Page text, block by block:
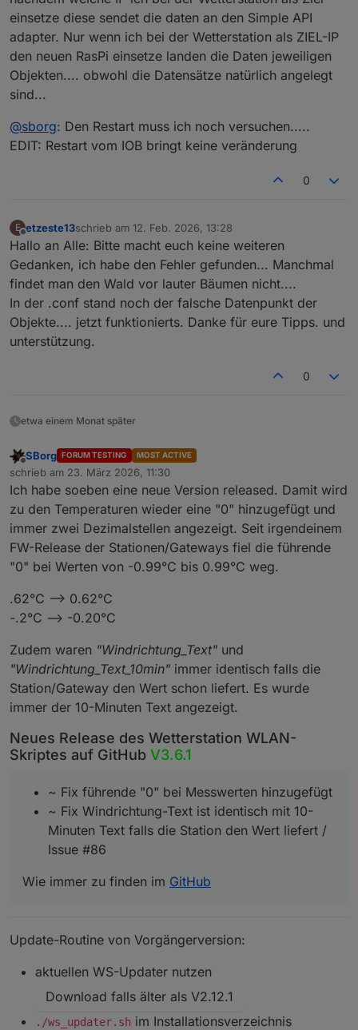
einsetze diese sendet die daten an den Simple API
adapter. Nur wenn ich bei der Wetterstation als ZIEL-IP
den neuen RasPi einsetze landen die Daten jeweiligen
Objekten.... obwohl die Datensätze natürlich angelegt
sind...
@sborg: Den Restart muss ich noch versuchen.....
EDIT: Restart vom IOB bringt keine veränderung
0
E
Offline
etzeste13schrieb am 12. Feb. 2026, 13:28
zuletzt editiert von
Hallo an Alle: Bitte macht euch keine weiteren
Gedanken, ich habe den Fehler gefunden... Manchmal
findet man den Wald vor lauter Bäumen nicht....
In der .conf stand noch der falsche Datenpunkt der
Objekte.... jetzt funktionierts. Danke für eure Tipps. und
unterstützung.
0
etwa einem Monat später
Offline
SBorg FORUM TESTING MOST ACTIVE
schrieb am 23. März 2026, 11:30
zuletzt editiert von
Ich habe soeben eine neue Version released. Damit wird
zu den Temperaturen wieder eine "0" hinzugefügt und
immer zwei Dezimalstellen angezeigt. Seit irgendeinem
FW-Release der Stationen/Gateways fiel die führende
"0" bei Werten von -0.99°C bis 0.99°C weg.
.62°C --> 0.62°C
-.2°C --> -0.20°C
Zudem waren "Windrichtung_Text" und
"Windrichtung_Text_10min" immer identisch falls die
Station/Gateway den Wert schon liefert. Es wurde
immer der 10-Minuten Text angezeigt.
Neues Release des Wetterstation WLAN-
Skriptes auf GitHub V3.6.1
~ Fix führende "0" bei Messwerten hinzugefügt
~ Fix Windrichtung-Text ist identisch mit 10-
Minuten Text falls die Station den Wert liefert /
Issue #86
Wie immer zu finden im GitHub
Update-Routine von Vorgängerversion:
aktuellen WS-Updater nutzen
Download falls älter als V2.12.1
./ws_updater.sh im Installationsverzeichnis